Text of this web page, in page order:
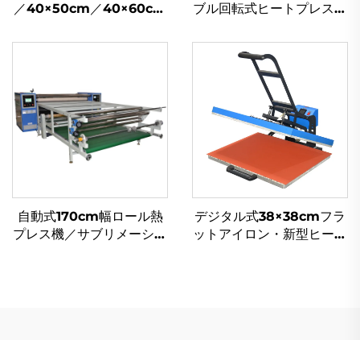
／40×50cm／40×60cm
レス機、Tシャツ・マグカ
ブル回転式ヒートプレス機
cm）、空気圧式産業用衣
料・Tシャツ用ヒートトラ
ンスファーマシン
自動式170cm幅ロール熱
プレス機／サブリメーショ
デジタル式38×38cmフラ
ットアイロン・新型ヒート